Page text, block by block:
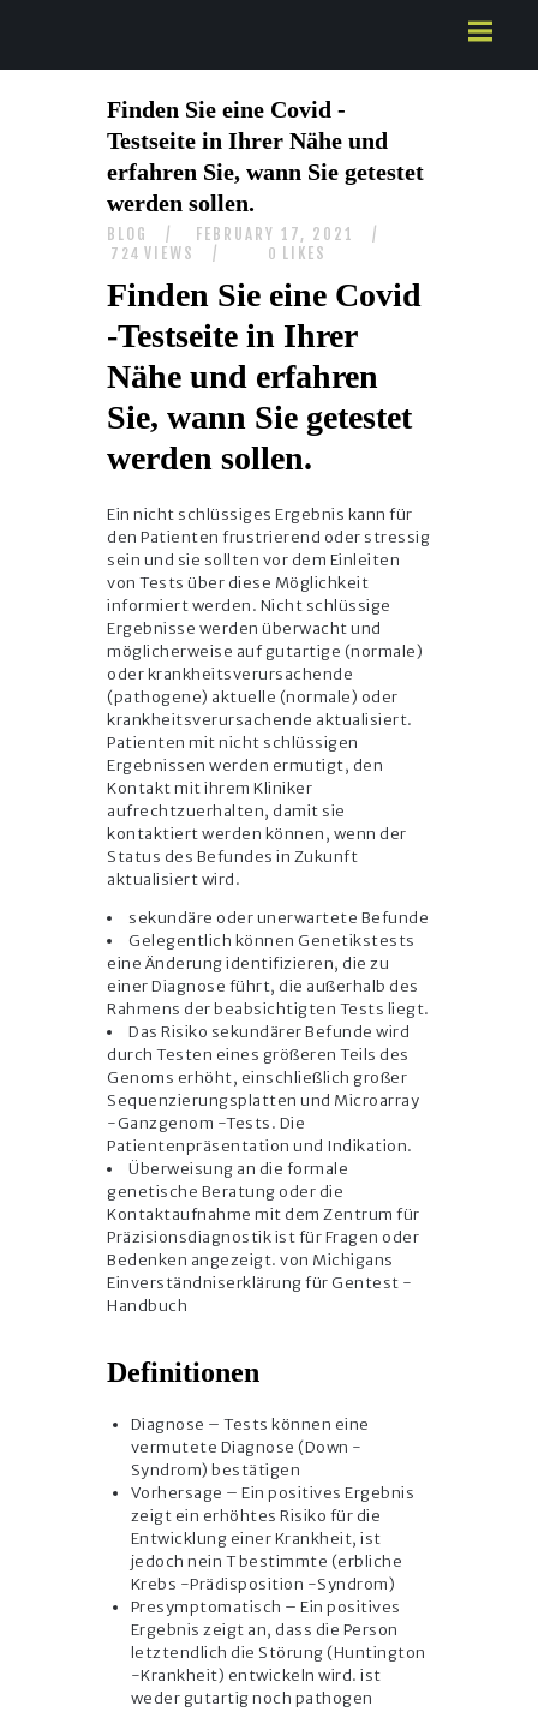
ABOUT US
SERVICES
CONTACTS
Finden Sie eine Covid -
Testseite in Ihrer Nähe und
erfahren Sie, wann Sie getestet
werden sollen.
BLOG FEBRUARY 17, 2021
724 VIEWS 0 LIKES
Finden Sie eine Covid
-Testseite in Ihrer
Nähe und erfahren
Sie, wann Sie getestet
werden sollen.
Ein nicht schlüssiges Ergebnis kann für
den Patienten frustrierend oder stressig
sein und sie sollten vor dem Einleiten
von Tests über diese Möglichkeit
informiert werden. Nicht schlüssige
Ergebnisse werden überwacht und
möglicherweise auf gutartige (normale)
oder krankheitsverursachende
(pathogene) aktuelle (normale) oder
krankheitsverursachende aktualisiert.
Patienten mit nicht schlüssigen
Ergebnissen werden ermutigt, den
Kontakt mit ihrem Kliniker
aufrechtzuerhalten, damit sie
kontaktiert werden können, wenn der
Status des Befundes in Zukunft
aktualisiert wird.
sekundäre oder unerwartete Befunde
Gelegentlich können Genetikstests
eine Änderung identifizieren, die zu
einer Diagnose führt, die außerhalb des
Rahmens der beabsichtigten Tests liegt.
Das Risiko sekundärer Befunde wird
durch Testen eines größeren Teils des
Genoms erhöht, einschließlich großer
Sequenzierungsplatten und Microarray
-Ganzgenom -Tests. Die
Patientenpräsentation und Indikation.
Überweisung an die formale
genetische Beratung oder die
Kontaktaufnahme mit dem Zentrum für
Präzisionsdiagnostik ist für Fragen oder
Bedenken angezeigt. von Michigans
Einverständniserklärung für Gentest -
Handbuch
Definitionen
Diagnose – Tests können eine
vermutete Diagnose (Down -
Syndrom) bestätigen
Vorhersage – Ein positives Ergebnis
zeigt ein erhöhtes Risiko für die
Entwicklung einer Krankheit, ist
jedoch nein T bestimmte (erbliche
Krebs -Prädisposition -Syndrom)
Presymptomatisch – Ein positives
Ergebnis zeigt an, dass die Person
letztendlich die Störung (Huntington
-Krankheit) entwickeln wird. ist
weder gutartig noch pathogen